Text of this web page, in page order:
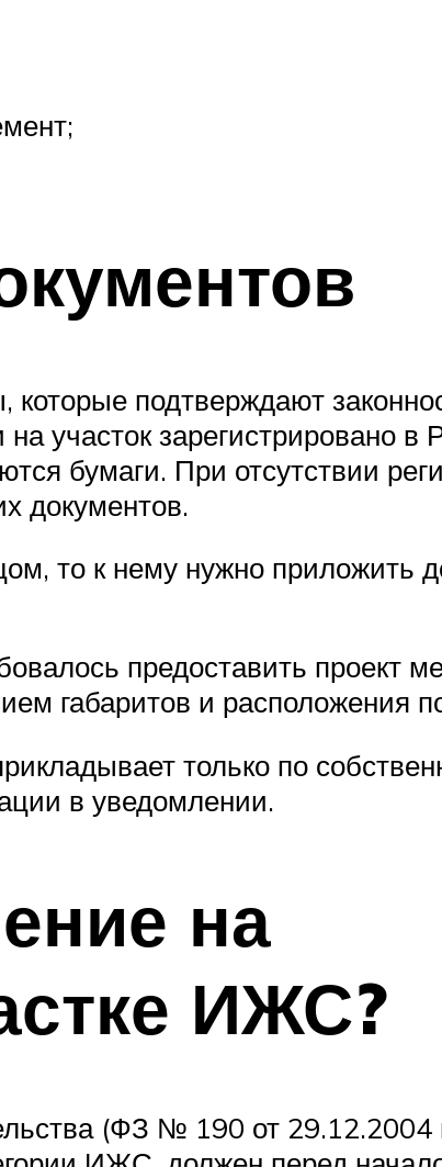
подтверждают
участок зарегистрировано в
бумаги. При отсутствии
документов.
то к нему нужно приложить
предоставить проект
габаритов и расположения
только по
в уведомлении.
на
ИЖС?
(ФЗ № 190 от 29.12.2004